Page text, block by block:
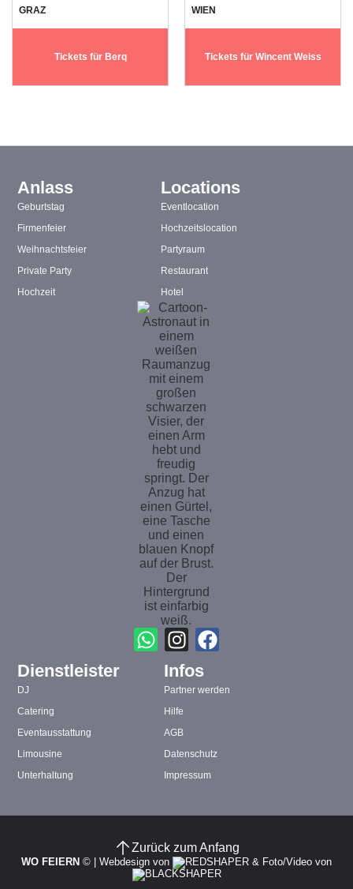
GRAZ
Tickets für Berq
WIEN
Tickets für Wincent Weiss
Anlass
Geburtstag
Firmenfeier
Weihnachtsfeier
Private Party
Hochzeit
Locations
Eventlocation
Hochzeitslocation
Partyraum
Restaurant
Hotel
Dienstleister
DJ
Catering
Eventausstattung
Limousine
Unterhaltung
Infos
Partner werden
Hilfe
AGB
Datenschutz
Impressum
Zurück zum Anfang
WO FEIERN © Webdesign von & Foto/Video von